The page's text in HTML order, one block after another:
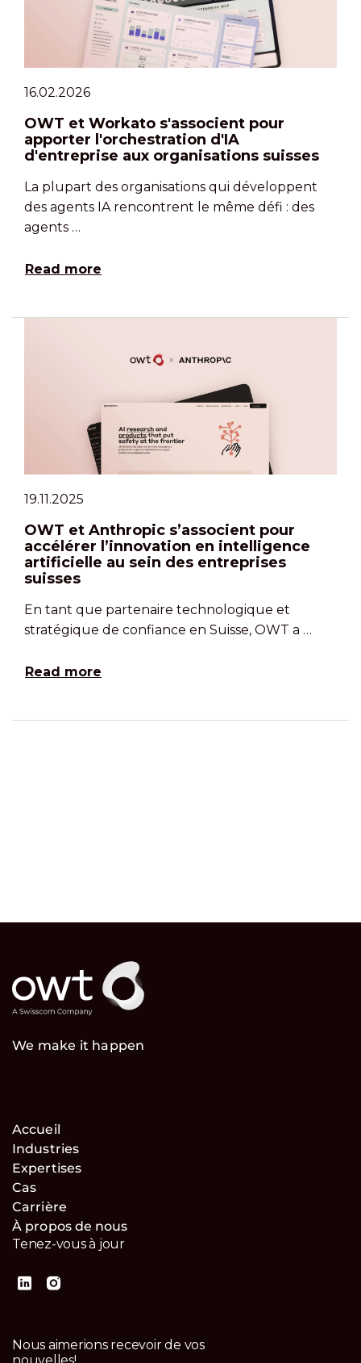
16.02.2026
OWT et Workato s'associent pour
apporter l'orchestration d'IA
d'entreprise aux organisations suisses
La plupart des organisations qui développent
des agents IA rencontrent le même défi : des
agents …
Read more
19.11.2025
OWT et Anthropic s’associent pour
accélérer l’innovation en intelligence
artificielle au sein des entreprises
suisses
En tant que partenaire technologique et
stratégique de confiance en Suisse, OWT a …
Read more
We make it happen
Accueil
Industries
Expertises
Cas
Carrière
À propos de nous
Tenez-vous à jour
Nous aimerions recevoir de vos